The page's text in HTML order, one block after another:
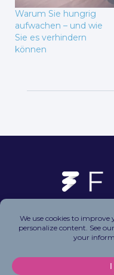
Warum Sie hungrig
aufwachen – und wie
Sie es verhindern
können
Copyright © 2026
Privacy